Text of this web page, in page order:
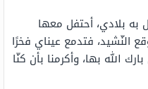
به بلادي، أحتفل معها
النّشيد، فتدمع عيناي فخرًا
الله بها، وأكرمنا بأن كنّا